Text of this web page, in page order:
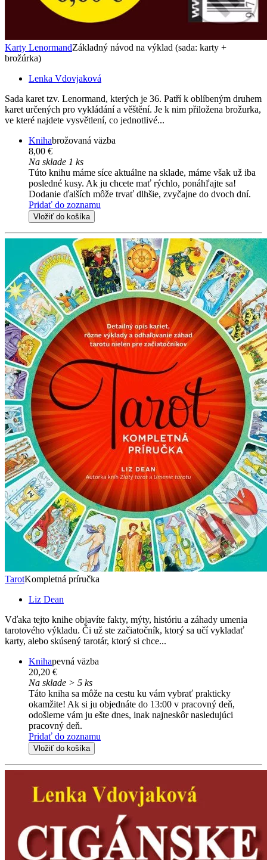
Karty LenormandZákladný návod na výklad (sada: karty +
brožúrka)
Lenka Vdovjaková
Sada karet tzv. Lenormand, kterých je 36. Patří k oblíbeným druhem
karet určených pro vykládání a věštění. Je k nim přiložena brožurka,
ve které najdete vysvětlení, co jednotlivé...
Knihabrožovaná väzba
8,00 €
Na sklade 1 ks
Túto knihu máme síce aktuálne na sklade, máme však už iba
posledné kusy. Ak ju chcete mať rýchlo, ponáhľajte sa!
Dodanie ďalších môže trvať dlhšie, zvyčajne do dvoch dní.
Pridať do zoznamu
Vložiť do košíka
TarotKompletná príručka
Liz Dean
Vďaka tejto knihe objavíte fakty, mýty, históriu a záhady umenia
tarotového výkladu. Či už ste začiatočník, ktorý sa učí vykladať
karty, alebo skúsený tarotár, ktorý si chce...
Knihapevná väzba
20,20 €
Na sklade > 5 ks
Táto kniha sa môže na cestu ku vám vybrať prakticky
okamžite! Ak si ju objednáte do 13:00 v pracovný deň,
odošleme vám ju ešte dnes, inak najneskôr nasledujúci
pracovný deň.
Pridať do zoznamu
Vložiť do košíka